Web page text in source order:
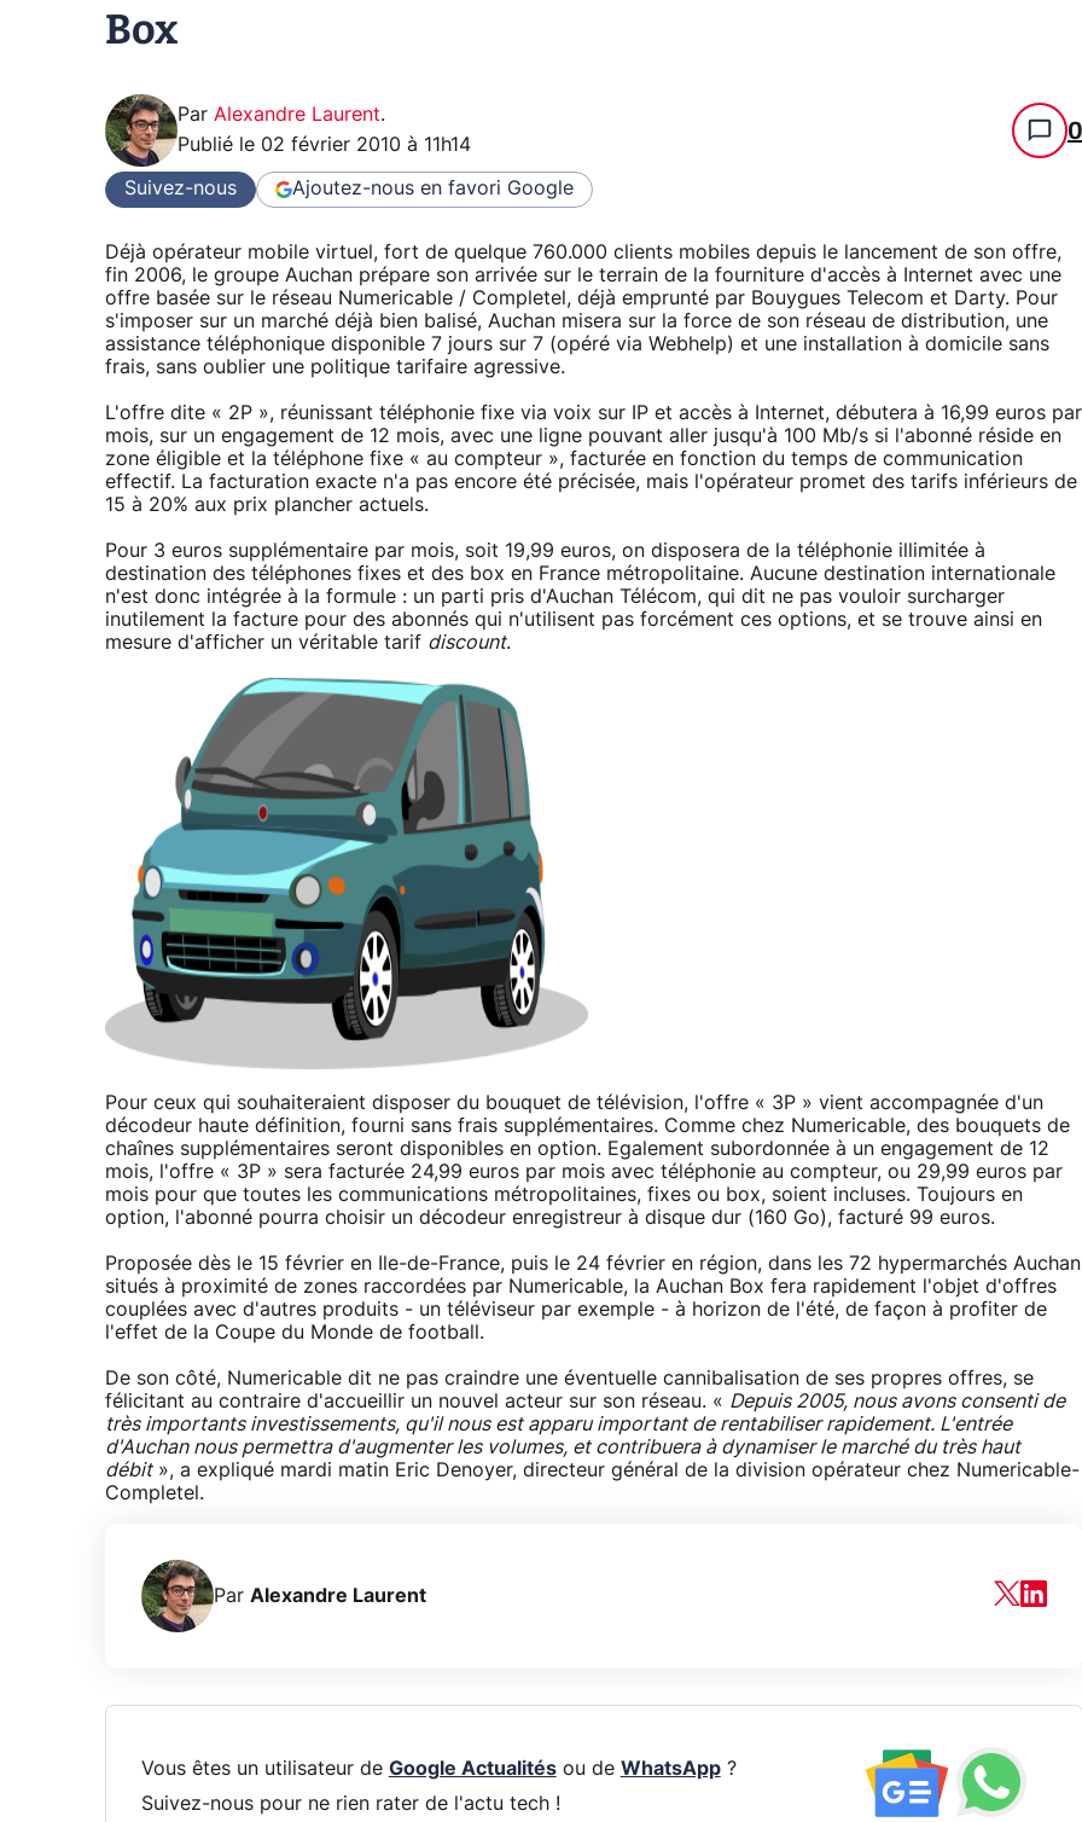
Box
Par Alexandre Laurent.
Publié le 02 février 2010 à 11h14 0
Suivez-nous Ajoutez-nous en favori Google
Déjà opérateur mobile virtuel, fort de quelque 760.000 clients mobiles depuis le lancement de son offre,
fin 2006, le groupe Auchan prépare son arrivée sur le terrain de la fourniture d'accès à Internet avec une
offre basée sur le réseau Numericable / Completel, déjà emprunté par Bouygues Telecom et Darty. Pour
s'imposer sur un marché déjà bien balisé, Auchan misera sur la force de son réseau de distribution, une
assistance téléphonique disponible 7 jours sur 7 (opéré via Webhelp) et une installation à domicile sans
frais, sans oublier une politique tarifaire agressive.
L'offre dite « 2P », réunissant téléphonie fixe via voix sur IP et accès à Internet, débutera à 16,99 euros par
mois, sur un engagement de 12 mois, avec une ligne pouvant aller jusqu'à 100 Mb/s si l'abonné réside en
zone éligible et la téléphone fixe « au compteur », facturée en fonction du temps de communication
effectif. La facturation exacte n'a pas encore été précisée, mais l'opérateur promet des tarifs inférieurs de
15 à 20% aux prix plancher actuels.
Pour 3 euros supplémentaire par mois, soit 19,99 euros, on disposera de la téléphonie illimitée à
destination des téléphones fixes et des box en France métropolitaine. Aucune destination internationale
n'est donc intégrée à la formule : un parti pris d'Auchan Télécom, qui dit ne pas vouloir surcharger
inutilement la facture pour des abonnés qui n'utilisent pas forcément ces options, et se trouve ainsi en
mesure d'afficher un véritable tarif discount.
Pour ceux qui souhaiteraient disposer du bouquet de télévision, l'offre « 3P » vient accompagnée d'un
décodeur haute définition, fourni sans frais supplémentaires. Comme chez Numericable, des bouquets de
chaînes supplémentaires seront disponibles en option. Egalement subordonnée à un engagement de 12
mois, l'offre « 3P » sera facturée 24,99 euros par mois avec téléphonie au compteur, ou 29,99 euros par
mois pour que toutes les communications métropolitaines, fixes ou box, soient incluses. Toujours en
option, l'abonné pourra choisir un décodeur enregistreur à disque dur (160 Go), facturé 99 euros.
Proposée dès le 15 février en Ile-de-France, puis le 24 février en région, dans les 72 hypermarchés Auchan
situés à proximité de zones raccordées par Numericable, la Auchan Box fera rapidement l'objet d'offres
couplées avec d'autres produits - un téléviseur par exemple - à horizon de l'été, de façon à profiter de
l'effet de la Coupe du Monde de football.
De son côté, Numericable dit ne pas craindre une éventuelle cannibalisation de ses propres offres, se
félicitant au contraire d'accueillir un nouvel acteur sur son réseau. « Depuis 2005, nous avons consenti de
très importants investissements, qu'il nous est apparu important de rentabiliser rapidement. L'entrée
d'Auchan nous permettra d'augmenter les volumes, et contribuera à dynamiser le marché du très haut
débit», a expliqué mardi matin Eric Denoyer, directeur général de la division opérateur chez Numericable-
Completel.
Par Alexandre Laurent
Vous êtes un utilisateur de Google Actualitésou de WhatsApp?
Suivez-nous pour ne rien rater de l'actu tech !